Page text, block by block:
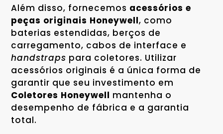
Além disso, fornecemos acessórios e
peças originais Honeywell, como
baterias estendidas, berços de
carregamento, cabos de interface e
handstraps para coletores. Utilizar
acessórios originais é a única forma de
garantir que seu investimento em
Coletores Honeywell mantenha o
desempenho de fábrica e a garantia
total.